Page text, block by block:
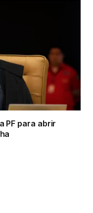
PF para abrir